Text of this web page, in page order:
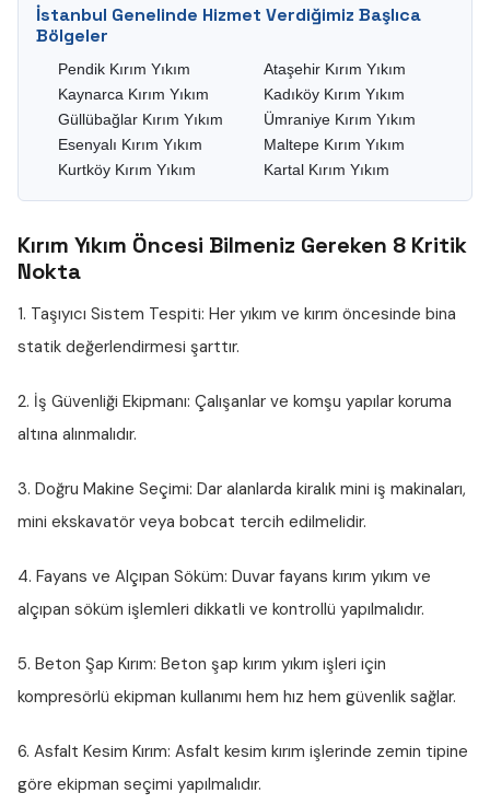
İstanbul Genelinde Hizmet Verdiğimiz Başlıca
Bölgeler
Pendik Kırım Yıkım
Kaynarca Kırım Yıkım
Güllübağlar Kırım Yıkım
Esenyalı Kırım Yıkım
Kurtköy Kırım Yıkım
Ataşehir Kırım Yıkım
Kadıköy Kırım Yıkım
Ümraniye Kırım Yıkım
Maltepe Kırım Yıkım
Kartal Kırım Yıkım
Kırım Yıkım Öncesi Bilmeniz Gereken 8 Kritik
Nokta
1. Taşıyıcı Sistem Tespiti: Her yıkım ve kırım öncesinde bina
statik değerlendirmesi şarttır.
2. İş Güvenliği Ekipmanı: Çalışanlar ve komşu yapılar koruma
altına alınmalıdır.
3. Doğru Makine Seçimi: Dar alanlarda kiralık mini iş makinaları,
mini ekskavatör veya bobcat tercih edilmelidir.
4. Fayans ve Alçıpan Söküm: Duvar fayans kırım yıkım ve
alçıpan söküm işlemleri dikkatli ve kontrollü yapılmalıdır.
5. Beton Şap Kırım: Beton şap kırım yıkım işleri için
kompresörlü ekipman kullanımı hem hız hem güvenlik sağlar.
6. Asfalt Kesim Kırım: Asfalt kesim kırım işlerinde zemin tipine
göre ekipman seçimi yapılmalıdır.